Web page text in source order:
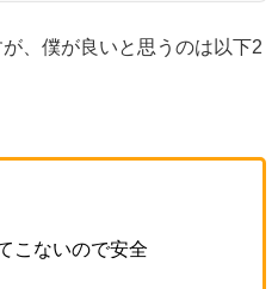
、僕が良いと思うのは以下2
こないので安全